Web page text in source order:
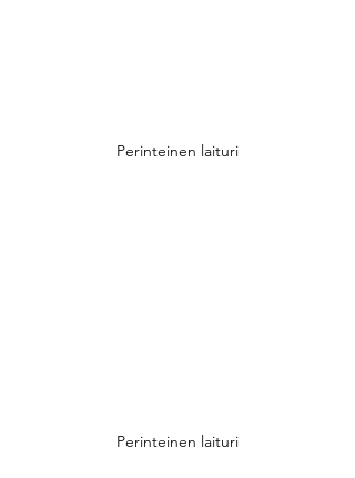
Perinteinen laituri
Perinteinen laituri